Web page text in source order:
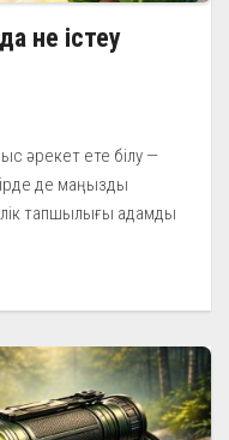
не істеу
әрекет ете білу —
де маңызды
тапшылығы адамды